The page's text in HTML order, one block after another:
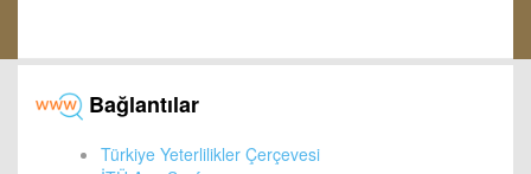
Bağlantılar
Türkiye Yeterlilikler Çerçevesi